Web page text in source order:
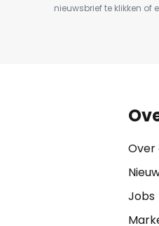
nieuwsbrief te klikken of
Over
Jobs